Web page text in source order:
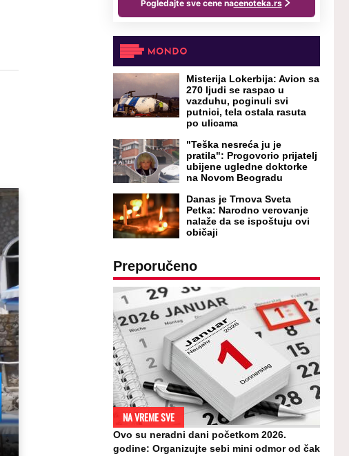
Misterija Lokerbija: Avion sa
270 ljudi se raspao u
vazduhu, poginuli svi
putnici, tela ostala rasuta
po ulicama
"Teška nesreća ju je
pratila": Progovorio prijatelj
ubijene ugledne doktorke
na Novom Beogradu
Danas je Trnova Sveta
Petka: Narodno verovanje
nalaže da se ispoštuju ovi
običaji
Preporučeno
NA VREME SVE
Ovo su neradni dani početkom 2026.
godine: Organizujte sebi mini odmor od čak